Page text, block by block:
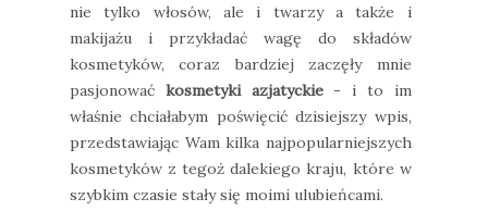
nie tylko włosów, ale i twarzy a także i
makijażu i przykładać wagę do składów
kosmetyków, coraz bardziej zaczęły mnie
pasjonować kosmetyki azjatyckie- i to im
właśnie chciałabym poświęcić dzisiejszy wpis,
przedstawiając Wam kilka najpopularniejszych
kosmetyków z tegoż dalekiego kraju, które w
szybkim czasie stały się moimi ulubieńcami.